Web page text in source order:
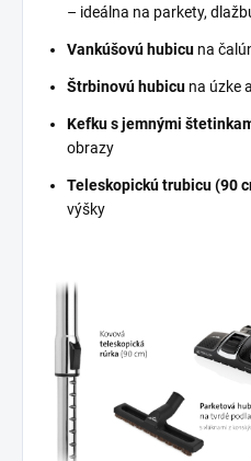
– ideálna na parkety,
Vankúšovú hubicu na
Štrbinovú hubicu na úzke
Kefku s jemnými
obrazy
Teleskopickú trubicu (90
výšky